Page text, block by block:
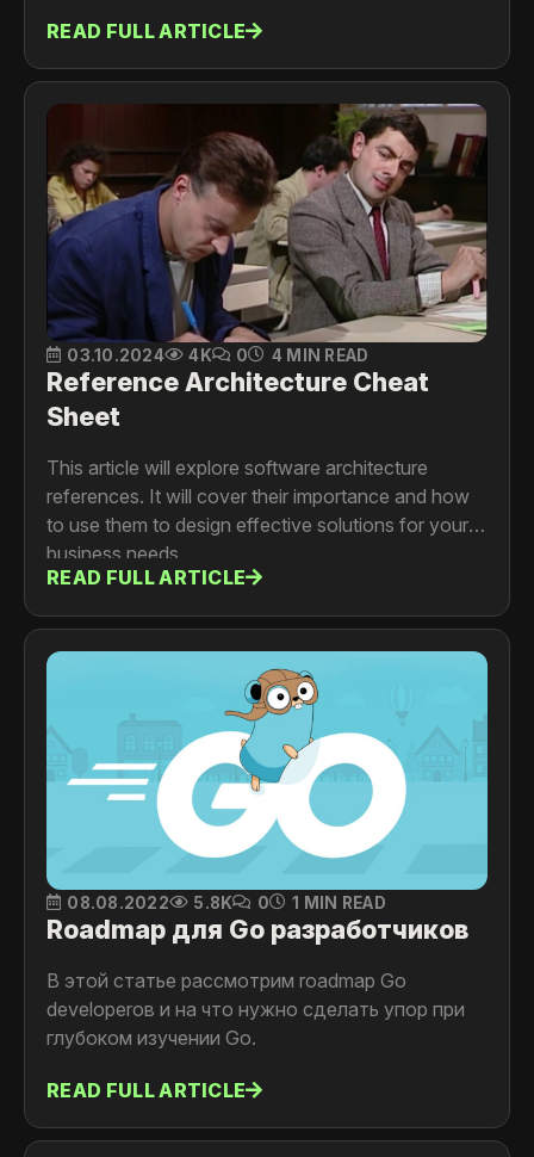
READ FULL ARTICLE
03.10.2024 4K 0 4 MIN READ
Reference Architecture Cheat
Sheet
This article will explore software architecture
references. It will cover their importance and how
to use them to design effective solutions for your
business needs.
READ FULL ARTICLE
08.08.2022 5.8K 0 1 MIN READ
Roadmap для Go разработчиков
В этой статье рассмотрим roadmap Go
developerов и на что нужно сделать упор при
глубоком изучении Go.
READ FULL ARTICLE